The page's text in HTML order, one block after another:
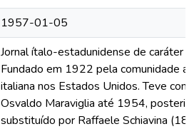
1957-01-05
Jornal ítalo-estadunidense de caráter
Fundado em 1922 pela comunidade
italiana nos Estados Unidos. Teve
Osvaldo Maraviglia até 1954,
substituído por Raffaele Schiavina